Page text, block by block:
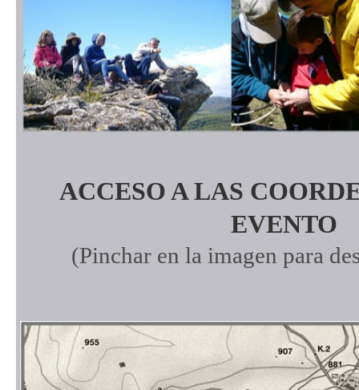
ACCESO A LAS
EVENTO
(Pinchar en la imagen para